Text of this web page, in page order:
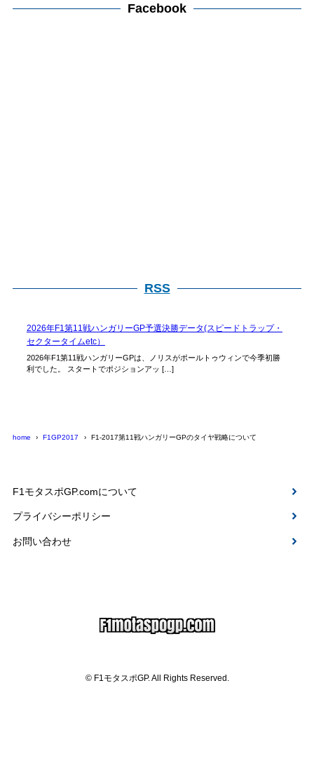
検
カ
Facebook
RSS
2026年F1第11戦ハンガリーGP予選決勝データ(スピードトラップ・
セクタータイムetc）
2026年F1第11戦ハンガリーGPは、ノリスがポールトゥウィンで今季初勝
利でした。 スタートでポジションアッ […]
home F1GP2017 F1-2017第11戦ハンガリーGPのタイヤ戦略について
F1モタスポGP.comについて
プライバシーポリシー
お問い合わせ
© F1モタスポGP. All Rights Reserved.